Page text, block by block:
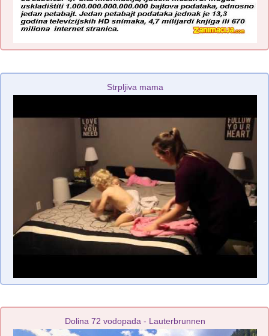
Strpljiva mama
Dolina 72 vodopada - Lauterbrunnen